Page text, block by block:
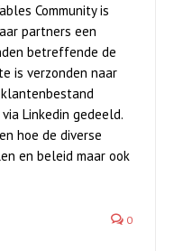
Community is
partners een
betreffende de
is verzonden naar
klantenbestand
Linkedin gedeeld.
hoe de diverse
en beleid maar ook
0